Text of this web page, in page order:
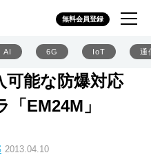
無料会員登録
AI 6G IoT 通
可能な防爆対応
EM24M」
2013.04.10